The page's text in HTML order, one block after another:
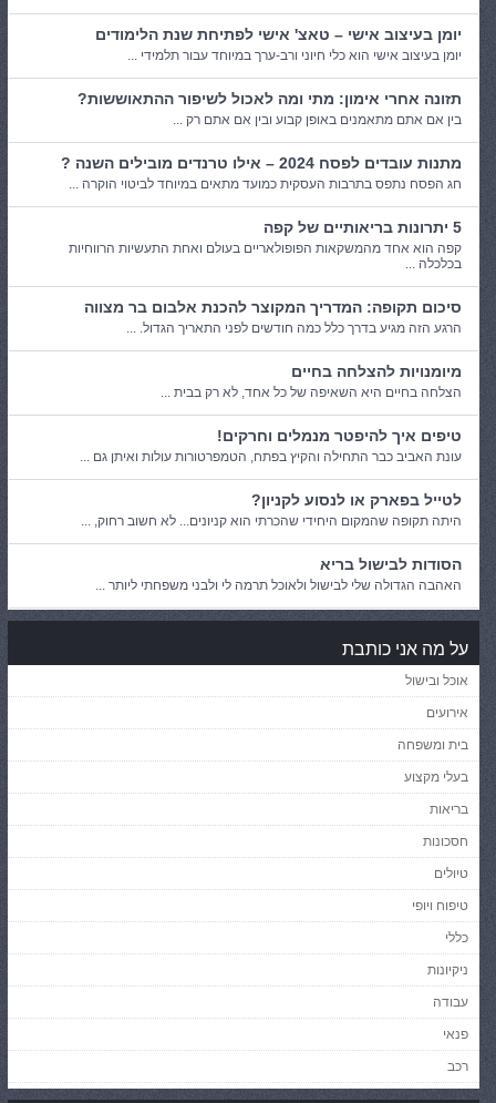
יומן בעיצוב אישי – טאצ' אישי לפתיחת שנת הלימודים
יומן בעיצוב אישי הוא כלי חיוני ורב-ערך במיוחד עבור תלמידי ...
תזונה אחרי אימון: מתי ומה לאכול לשיפור ההתאוששות?
בין אם אתם מתאמנים באופן קבוע ובין אם אתם רק ...
מתנות עובדים לפסח 2024 – אילו טרנדים מובילים השנה ?
חג הפסח נתפס בתרבות העסקית כמועד מתאים במיוחד לביטוי הוקרה ...
5 יתרונות בריאותיים של קפה
קפה הוא אחד מהמשקאות הפופולאריים בעולם ואחת התעשיות הרווחיות
בכלכלה ...
סיכום תקופה: המדריך המקוצר להכנת אלבום בר מצווה
הרגע הזה מגיע בדרך כלל כמה חודשים לפני התאריך הגדול. ...
מיומנויות להצלחה בחיים
הצלחה בחיים היא השאיפה של כל אחד, לא רק בבית ...
טיפים איך להיפטר מנמלים וחרקים!
עונת האביב כבר התחילה והקיץ בפתח, הטמפרטורות עולות ואיתן גם ...
לטייל בפארק או לנסוע לקניון?
היתה תקופה שהמקום היחידי שהכרתי הוא קניונים... לא חשוב רחוק, ...
הסודות לבישול בריא
האהבה הגדולה שלי לבישול ולאוכל תרמה לי ולבני משפחתי ליותר ...
על מה אני כותבת
אוכל ובישול
אירועים
בית ומשפחה
בעלי מקצוע
בריאות
חסכונות
טיולים
טיפוח ויופי
כללי
ניקיונות
עבודה
פנאי
רכב